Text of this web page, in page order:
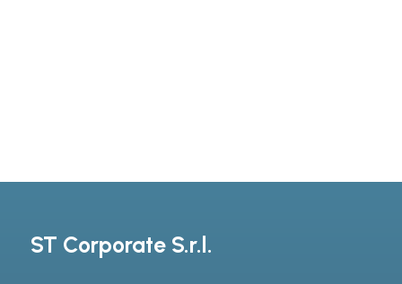
ST Corporate S.r.l.